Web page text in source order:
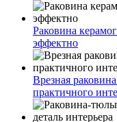
Раковина
эффектно
Врезная
практичного